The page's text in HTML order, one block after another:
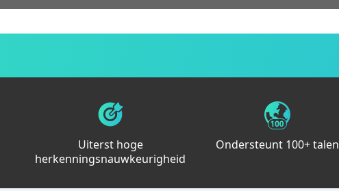
Uiterst hoge
herkenningsnauwkeurigheid
Ondersteunt 100+ talen